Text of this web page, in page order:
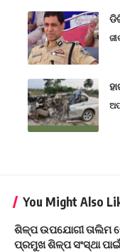
You Might Also
ଶିଳ୍ପ ଉପଯୋଗୀ ତାଲିମ
ପ୍ରମୁଖ ଶିଳ୍ପ ସଂସ୍ଥା